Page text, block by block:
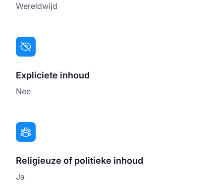
Wereldwijd
Expliciete inhoud
Nee
Religieuze of politieke inhoud
Ja